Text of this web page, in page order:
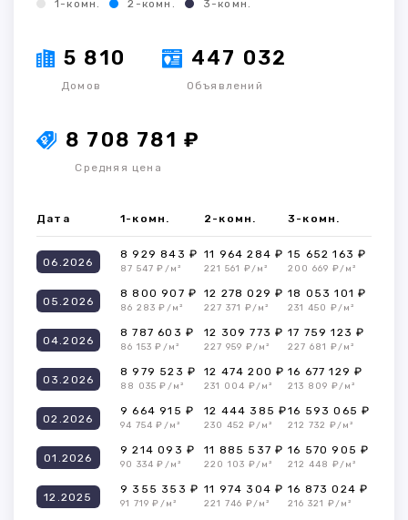
1-комн. 2-комн. 3-комн.
5 810
Домов
447 032
Объявлений
8 708 781 ₽
Средняя цена
Дата 1-комн. 2-комн. 3-комн.
06.2026
8 929 843 ₽
87 547 ₽/м²
11 964 284 ₽
221 561 ₽/м²
15 652 163 ₽
200 669 ₽/м²
05.2026
8 800 907 ₽
86 283 ₽/м²
12 278 029 ₽
227 371 ₽/м²
18 053 101 ₽
231 450 ₽/м²
04.2026
8 787 603 ₽
86 153 ₽/м²
12 309 773 ₽
227 959 ₽/м²
17 759 123 ₽
227 681 ₽/м²
03.2026
8 979 523 ₽
88 035 ₽/м²
12 474 200 ₽
231 004 ₽/м²
16 677 129 ₽
213 809 ₽/м²
02.2026
9 664 915 ₽
94 754 ₽/м²
12 444 385 ₽
230 452 ₽/м²
16 593 065 ₽
212 732 ₽/м²
01.2026
9 214 093 ₽
90 334 ₽/м²
11 885 537 ₽
220 103 ₽/м²
16 570 905 ₽
212 448 ₽/м²
12.2025
9 355 353 ₽
91 719 ₽/м²
11 974 304 ₽
221 746 ₽/м²
16 873 024 ₽
216 321 ₽/м²